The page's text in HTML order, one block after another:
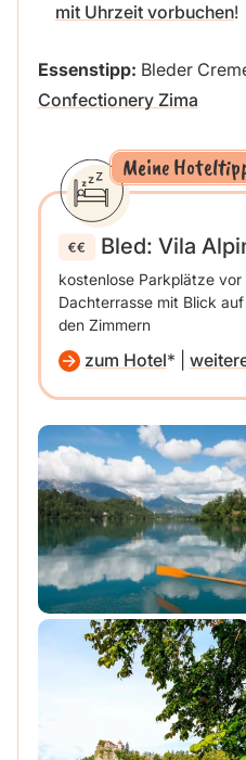
mit Uhrzeit vorbuchen!
Essenstipp: Bleder
Confectionery Zima
Meine
Bled: Vila
kostenlose Parkplätze vor
Dachterrasse mit Blick
den Zimmern
zum Hotel